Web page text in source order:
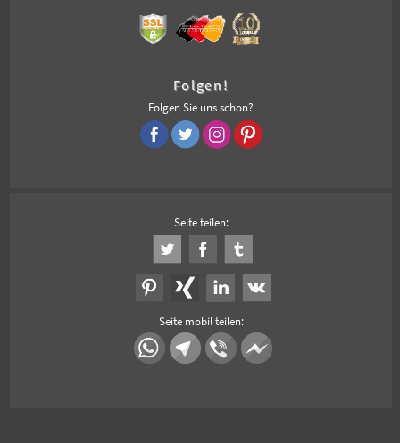
Folgen!
Folgen Sie uns schon?
Seite teilen:
Seite mobil teilen: